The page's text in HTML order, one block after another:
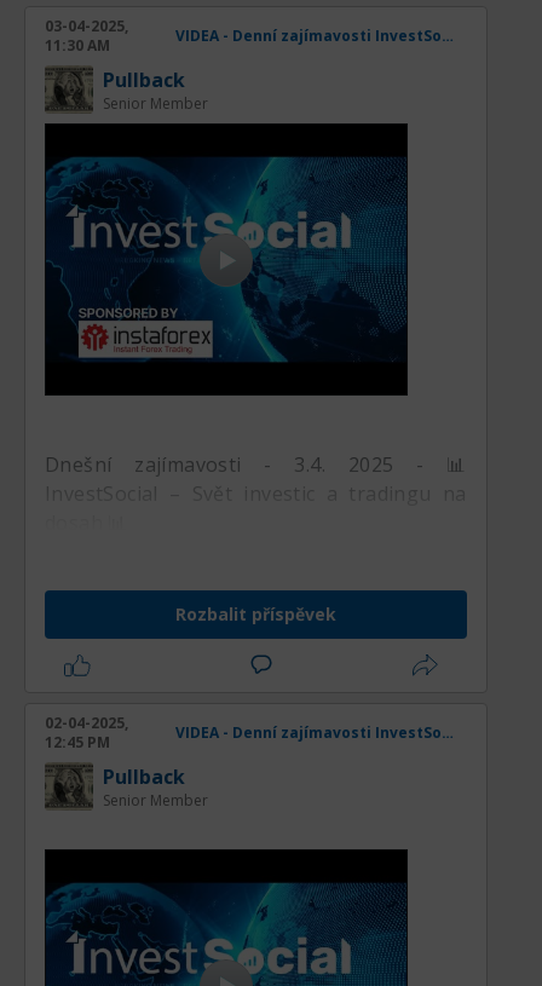
03-04-2025,
11:30 AM
VIDEA - Denní zajímavosti InvestSocial
Pullback
Senior Member
Dnešní zajímavosti - 3.4. 2025 - 📊
InvestSocial – Svět investic a tradingu na
Rozbalit příspěvek
02-04-2025,
12:45 PM
VIDEA - Denní zajímavosti InvestSocial
Pullback
Senior Member